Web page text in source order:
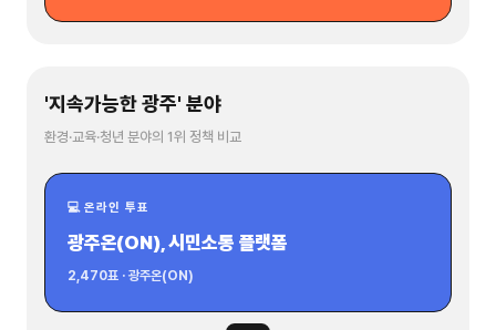
'지속가능한 광주' 분야
환경·교육·청년 분야의 1위 정책 비교
💻 온라인 투표
광주온(ON), 시민소통 플랫폼
2,470표 · 광주온(ON)